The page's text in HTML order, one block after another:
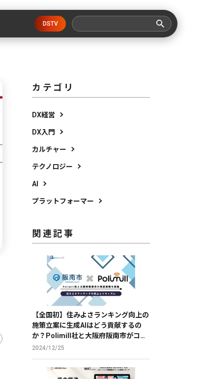
DSTV
カテゴリ
DX経営
DX入門
カルチャー
テクノロジー
AI
プラットフォーマー
関連記事
【全国初】住みよさランキング向上の
施策立案に生成AIはどう貢献するの
か？Polimill社と大阪府阪南市がコモ
ンズAIを用いて実証実験を実施
2024/12/25